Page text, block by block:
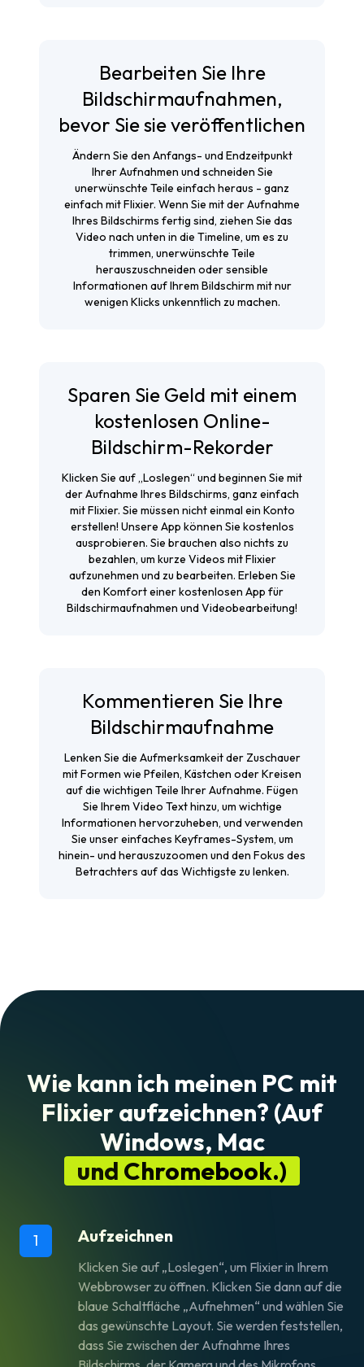
Bearbeiten Sie Ihre
Bildschirmaufnahmen,
bevor Sie sie veröffentlichen
Ändern Sie den Anfangs- und Endzeitpunkt
Ihrer Aufnahmen und schneiden Sie
unerwünschte Teile einfach heraus - ganz
einfach mit Flixier. Wenn Sie mit der Aufnahme
Ihres Bildschirms fertig sind, ziehen Sie das
Video nach unten in die Timeline, um es zu
trimmen, unerwünschte Teile
herauszuschneiden oder sensible
Informationen auf Ihrem Bildschirm mit nur
wenigen Klicks unkenntlich zu machen.
Sparen Sie Geld mit einem
kostenlosen Online-
Bildschirm-Rekorder
Klicken Sie auf „Loslegen“ und beginnen Sie mit
der Aufnahme Ihres Bildschirms, ganz einfach
mit Flixier. Sie müssen nicht einmal ein Konto
erstellen! Unsere App können Sie kostenlos
ausprobieren. Sie brauchen also nichts zu
bezahlen, um kurze Videos mit Flixier
aufzunehmen und zu bearbeiten. Erleben Sie
den Komfort einer kostenlosen App für
Bildschirmaufnahmen und Videobearbeitung!
Kommentieren Sie Ihre
Bildschirmaufnahme
Lenken Sie die Aufmerksamkeit der Zuschauer
mit Formen wie Pfeilen, Kästchen oder Kreisen
auf die wichtigen Teile Ihrer Aufnahme. Fügen
Sie Ihrem Video Text hinzu, um wichtige
Informationen hervorzuheben, und verwenden
Sie unser einfaches Keyframes-System, um
hinein- und herauszuzoomen und den Fokus des
Betrachters auf das Wichtigste zu lenken.
Wie kann ich meinen PC mit
Flixier aufzeichnen? (Auf
Windows, Mac
und Chromebook.)
1 Aufzeichnen
Klicken Sie auf „Loslegen“, um Flixier in Ihrem
Webbrowser zu öffnen. Klicken Sie dann auf die
blaue Schaltfläche „Aufnehmen“ und wählen Sie
das gewünschte Layout. Sie werden feststellen,
dass Sie zwischen der Aufnahme Ihres